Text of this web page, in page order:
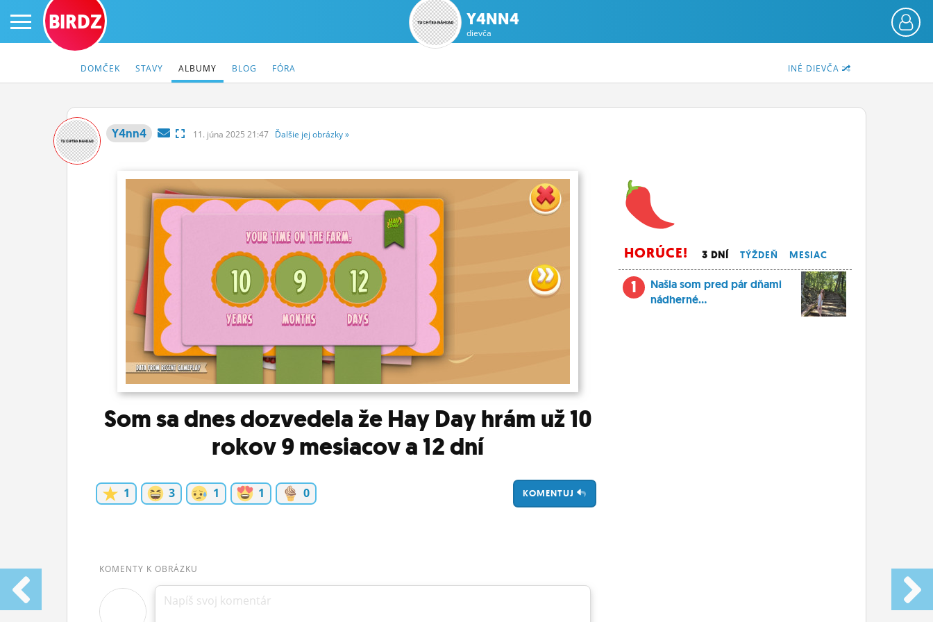
PRIHLÁS SA
ROLETA
BIRDZ Y4NN4
dievča
INÉ DIEVČA
DOMČEK STAVY ALBUMY BLOG FÓRA
Y4nn4 11. júna 2025 21:47 Ďalšie jej obrázky»
Som sa dnes dozvedela že Hay Day hrám už 10
rokov 9 mesiacov a 12 dní
1 3 1 1 0 KOMENTUJ
KOMENTY K OBRÁZKU
Napíš svoj komentár
HORÚCE! 3 DNÍ TÝŽDEŇ MESIAC
1
Našla som pred pár dňami
nádherné...